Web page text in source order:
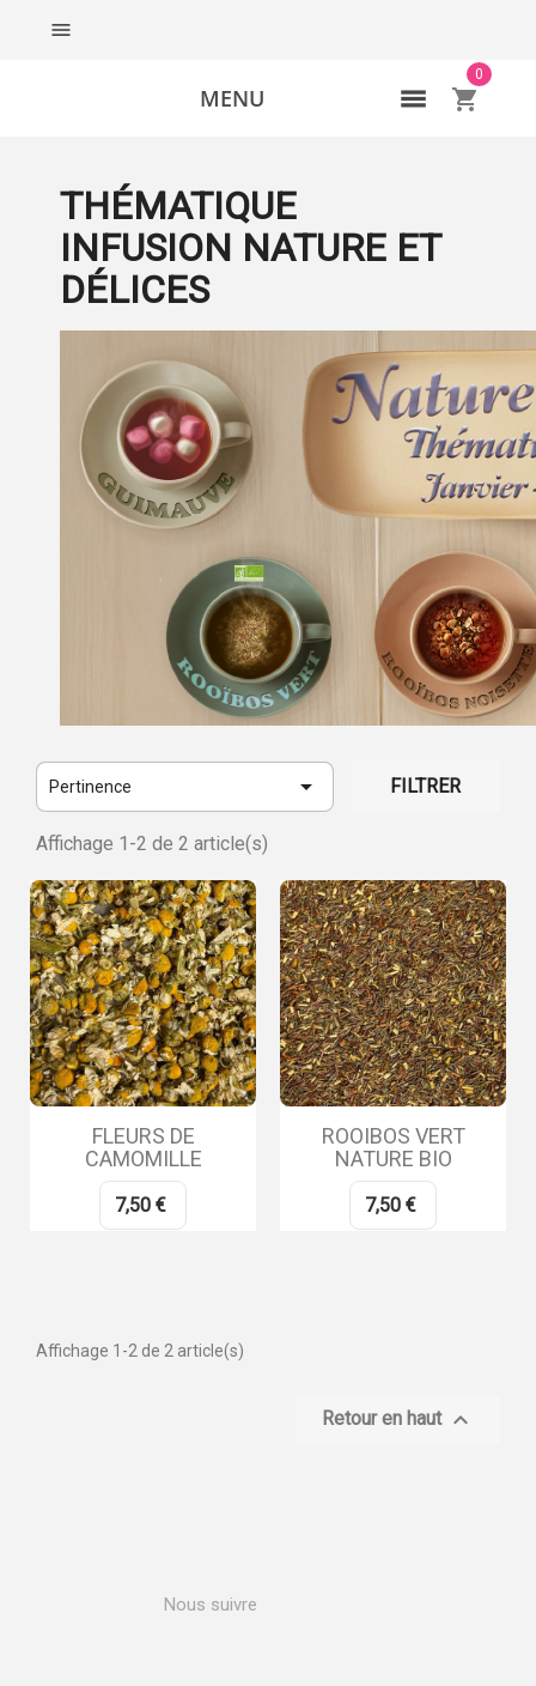

MENU shopping_cart
0
THÉMATIQUE
INFUSION NATURE ET
DÉLICES
Pertinence  FILTRER
Affichage 1-2 de 2 article(s)
FLEURS DE
CAMOMILLE
7,50 €
ROOIBOS VERT
NATURE BIO
7,50 €
Affichage 1-2 de 2 article(s)
Retour en haut 
Nous suivre